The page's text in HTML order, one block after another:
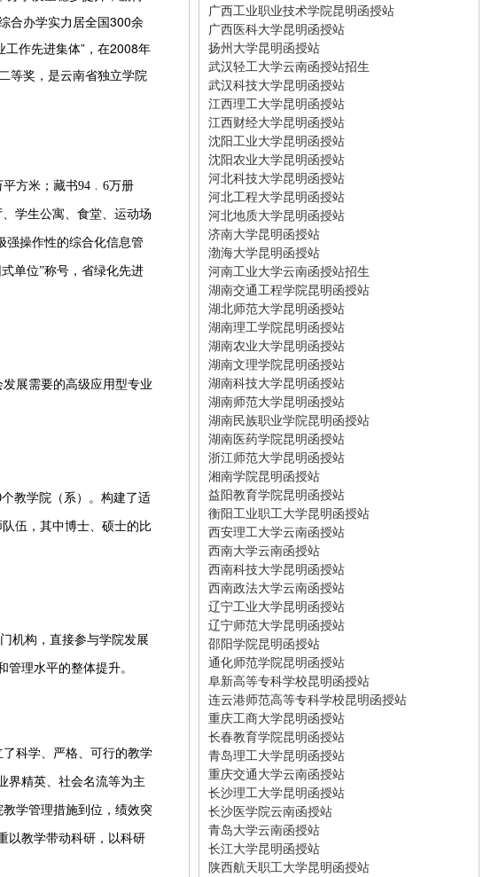
合办学实力居全国300余
作先进集体”，在2008年
等奖，是云南省独立学院
平方米；藏书94 ﹒ 6万册
学生公寓、食堂、运动场
强操作性的综合化信息管
单位”称号，省绿化先进
展需要的高级应用型专业
个教学院（系）。构建了适
伍，其中博士、硕士的比
机构，直接参与学院发展
理水平的整体提升。
科学、严格、可行的教学
界精英、社会名流等为主
学管理措施到位，绩效突
以教学带动科研，以科研
广西工业职业技术学院昆明函授站
广西医科大学昆明函授站
扬州大学昆明函授站
武汉轻工大学云南函授站招生
武汉科技大学昆明函授站
江西理工大学昆明函授站
江西财经大学昆明函授站
沈阳工业大学昆明函授站
沈阳农业大学昆明函授站
河北科技大学昆明函授站
河北工程大学昆明函授站
河北地质大学昆明函授站
济南大学昆明函授站
渤海大学昆明函授站
河南工业大学云南函授站招生
湖南交通工程学院昆明函授站
湖北师范大学昆明函授站
湖南理工学院昆明函授站
湖南农业大学昆明函授站
湖南文理学院昆明函授站
湖南科技大学昆明函授站
湖南师范大学昆明函授站
湖南民族职业学院昆明函授站
湖南医药学院昆明函授站
浙江师范大学昆明函授站
湘南学院昆明函授站
益阳教育学院昆明函授站
衡阳工业职工大学昆明函授站
西安理工大学云南函授站
西南大学云南函授站
西南科技大学昆明函授站
西南政法大学云南函授站
辽宁工业大学昆明函授站
辽宁师范大学昆明函授站
邵阳学院昆明函授站
通化师范学院昆明函授站
阜新高等专科学校昆明函授站
连云港师范高等专科学校昆明函授站
重庆工商大学昆明函授站
长春教育学院昆明函授站
青岛理工大学昆明函授站
重庆交通大学云南函授站
长沙理工大学昆明函授站
长沙医学院云南函授站
青岛大学云南函授站
长江大学昆明函授站
陕西航天职工大学昆明函授站